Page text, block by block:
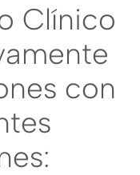
Clínico
con